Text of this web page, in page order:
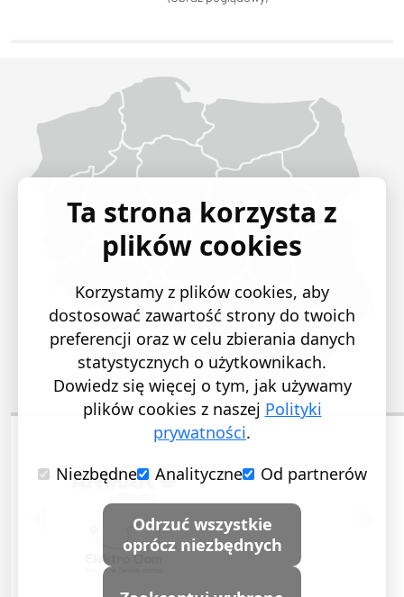
POPRZEDNI SLAJD
Ta strona korzysta z
plików cookies
Korzystamy z plików cookies, aby
dostosować zawartość strony do twoich
preferencji oraz w celu zbierania danych
statystycznych o użytkownikach.
Dowiedz się więcej o tym, jak używamy
plików cookies z naszej Polityki
prywatności.
Niezbędne
Analityczne Od partnerów
Odrzuć wszystkie
oprócz niezbędnych